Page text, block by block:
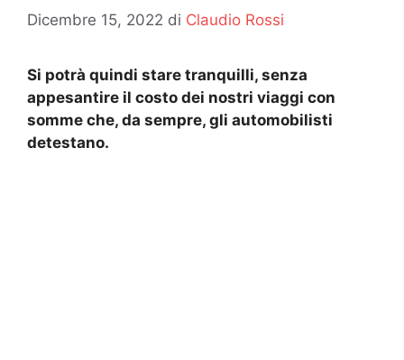
Dicembre 15, 2022 di Claudio Rossi
Si potrà quindi stare tranquilli, senza
appesantire il costo dei nostri viaggi con
somme che, da sempre, gli automobilisti
detestano.